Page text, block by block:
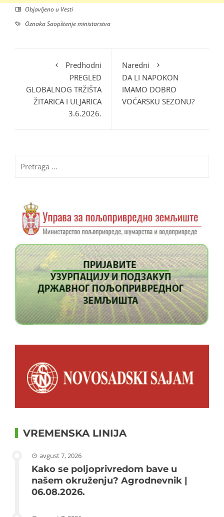
Objavljeno u Vesti
OznakaSaopštenje ministarstva
Predhodni
PREGLED
GLOBALNOG TRŽIŠTA
ŽITARICA I ULJARICA
3.6.2026.
Naredni
DA LI NAPOKON
IMAMO DOBRO
VOĆARSKU SEZONU?
za:
VREMENSKA LINIJA
avgust 7, 2026
Kako se poljoprivredom bave u
našem okruženju? Agrodnevnik |
06.08.2026.